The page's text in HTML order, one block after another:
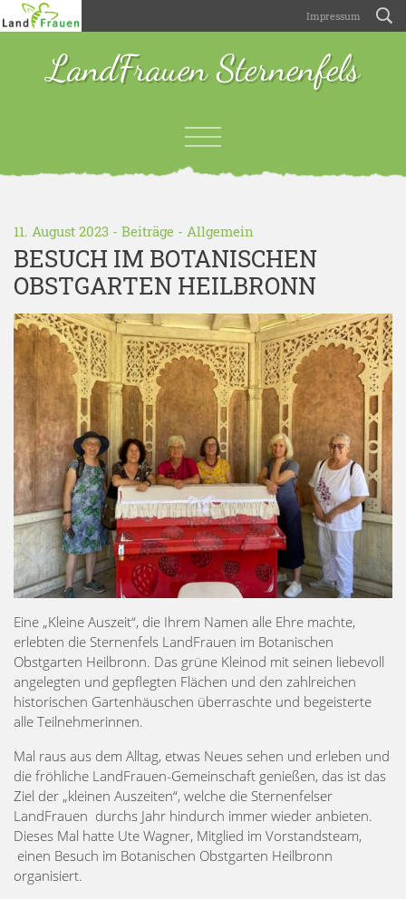
Impressum
LandFrauen Sternenfels
11. August 2023 - Beiträge - Allgemein
BESUCH IM BOTANISCHEN
OBSTGARTEN HEILBRONN
Eine „Kleine Auszeit“, die Ihrem Namen alle Ehre machte,
erlebten die Sternenfels LandFrauen im Botanischen
Obstgarten Heilbronn. Das grüne Kleinod mit seinen liebevoll
angelegten und gepflegten Flächen und den zahlreichen
historischen Gartenhäuschen überraschte und begeisterte
alle Teilnehmerinnen.
Mal raus aus dem Alltag, etwas Neues sehen und erleben und
die fröhliche LandFrauen-Gemeinschaft genießen, das ist das
Ziel der „kleinen Auszeiten“, welche die Sternenfelser
LandFrauen durchs Jahr hindurch immer wieder anbieten.
Dieses Mal hatte Ute Wagner, Mitglied im Vorstandsteam,
einen Besuch im Botanischen Obstgarten Heilbronn
organisiert.